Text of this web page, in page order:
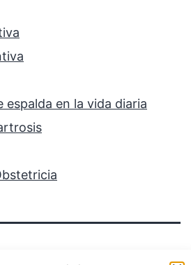
espalda en la vida diaria